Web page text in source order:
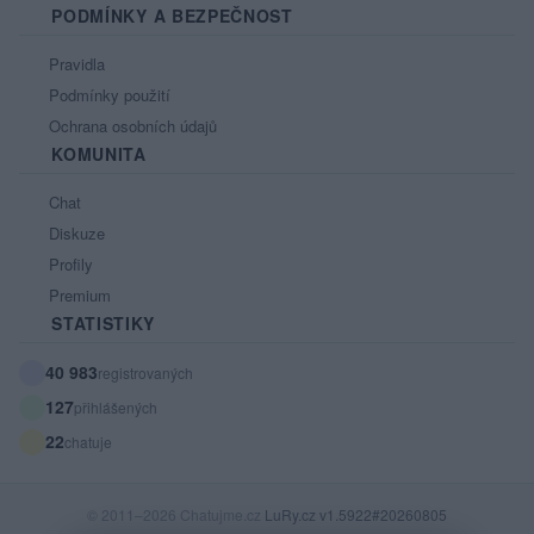
PODMÍNKY A BEZPEČNOST
Pravidla
Podmínky použití
Ochrana osobních údajů
KOMUNITA
Chat
Diskuze
Profily
Premium
STATISTIKY
40 983registrovaných
127přihlášených
22chatuje
© 2011–2026 Chatujme.cz LuRy.cz v1.5922#20260805